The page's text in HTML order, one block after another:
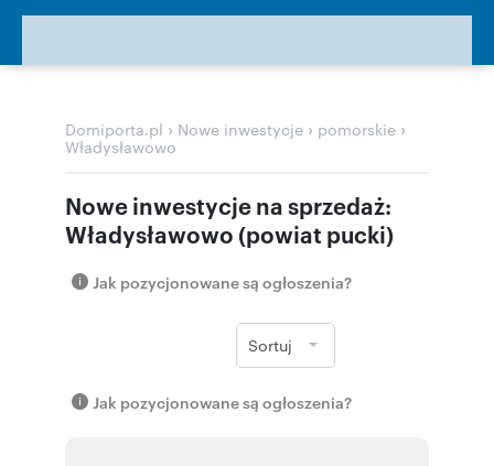
Domiporta.pl › Nowe inwestycje › pomorskie ›
Władysławowo
Nowe inwestycje na sprzedaż:
Władysławowo (powiat pucki)
Jak pozycjonowane są ogłoszenia?
Sortuj
Jak pozycjonowane są ogłoszenia?